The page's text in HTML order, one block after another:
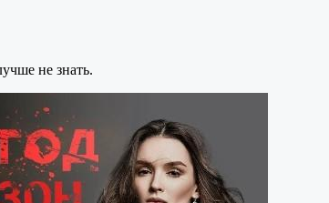
не знать.